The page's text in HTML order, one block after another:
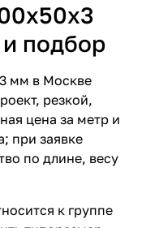
подбор
мм в Москве
резкой,
цена за метр и
при заявке
по длине, весу
к группе